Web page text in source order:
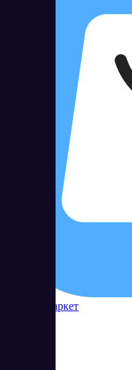
Контур Маркет